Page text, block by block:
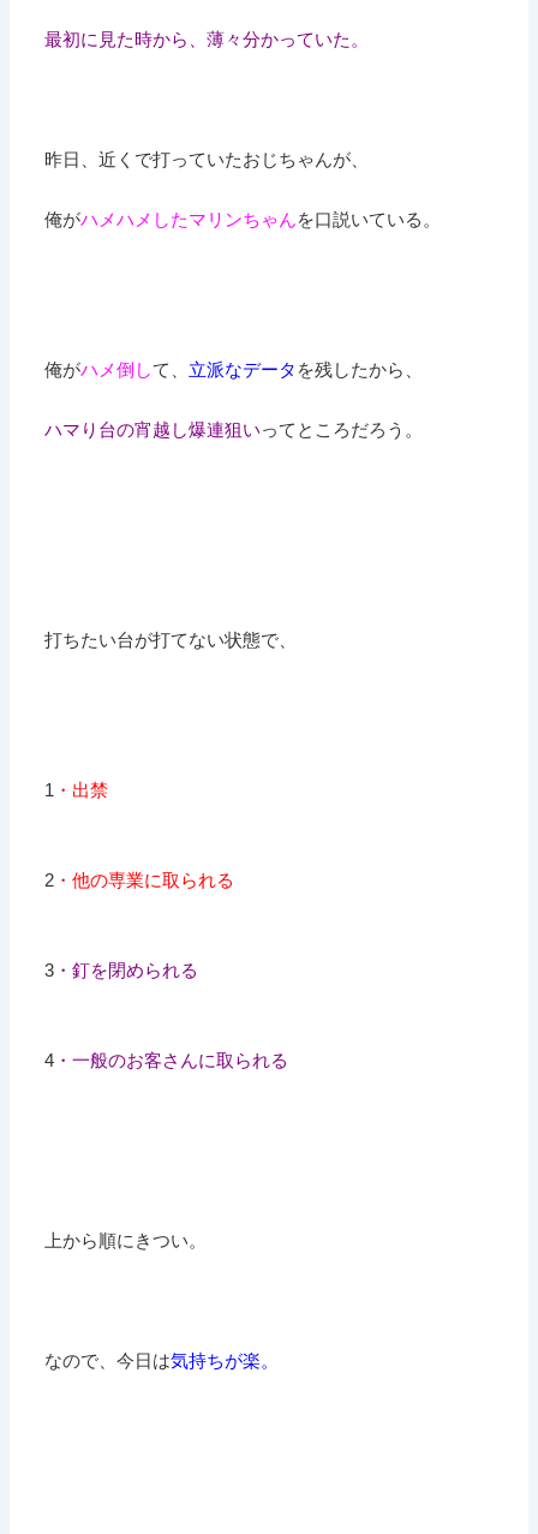
最初に見た時から、薄々分かっていた。
昨日、近くで打っていたおじちゃんが、
俺がハメハメしたマリンちゃんを口説いている。
俺がハメ倒して、 立派なデータ を残したから、
ハマり台の宵越し爆連狙いってところだろう。
打ちたい台が打てない状態で、
1 ・出禁
2 ・他の専業に取られる
3 ・釘を閉められる
4 ・一般のお客さんに取られる
上から順にきつい。
なので、今日は気持ちが楽。